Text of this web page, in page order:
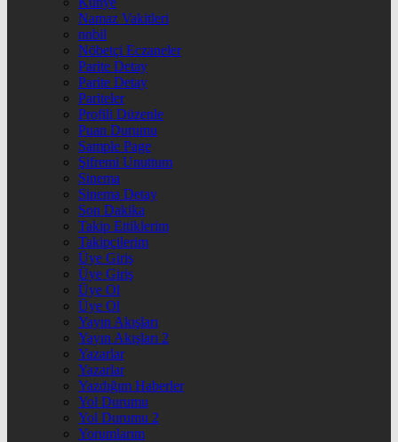
Namaz Vakitleri
nnbil
Nöbetçi Eczaneler
Parite Detay
Parite Detay
Pariteler
Profili Düzenle
Puan Durumu
Sample Page
Şifremi Unuttum
Sinema
Sinema Detay
Son Dakika
Takip Ettiklerim
Takipçilerim
Üye Giriş
Üye Giriş
Üye Ol
Üye Ol
Yayın Akışları
Yayın Akışları 2
Yazarlar
Yazarlar
Yazdığım Haberler
Yol Durumu
Yol Durumu 2
Yorumlarım